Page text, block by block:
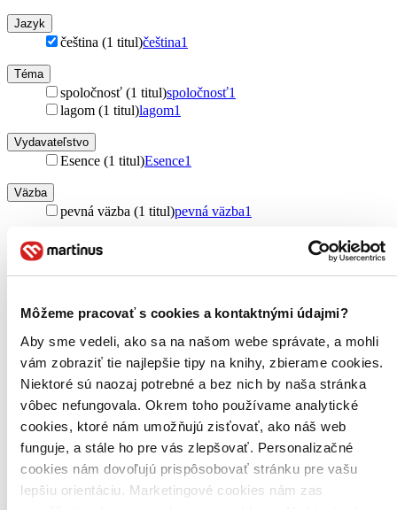
Môžeme pracovať s cookies a kontaktnými údajmi?
Aby sme vedeli, ako sa na našom webe správate, a mohli
vám zobraziť tie najlepšie tipy na knihy, zbierame cookies.
Niektoré sú naozaj potrebné a bez nich by naša stránka
vôbec nefungovala. Okrem toho používame analytické
cookies, ktoré nám umožňujú zisťovať, ako náš web
funguje, a stále ho pre vás zlepšovať. Personalizačné
cookies nám dovoľujú prispôsobovať stránku pre vašu
lepšiu orientáciu. Marketingové cookies nám zas
Jazyk
čeština (1 titul)čeština1
Téma
spoločnosť (1 titul)spoločnosť1
lagom (1 titul)lagom1
Vydavateľstvo
Esence (1 titul)Esence1
Väzba
pevná väzba (1 titul)pevná väzba1
Zúžiť výber
Zoradiť
Bestsellery
Top hodnotené
Najdrahšie
Najlacnejšie
Najvyššia zľava
Použité filtre